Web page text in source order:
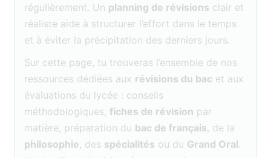
régulièrement. Un planning de révisions clair et
réaliste aide à structurer l’effort dans le temps
et à éviter la précipitation des derniers jours.
Sur cette page, tu trouveras l’ensemble de nos
ressources dédiées aux révisions du bac et aux
évaluations du lycée : conseils
méthodologiques, fiches de révision par
matière, préparation du bac de français, de la
philosophie, des spécialités ou du Grand Oral.